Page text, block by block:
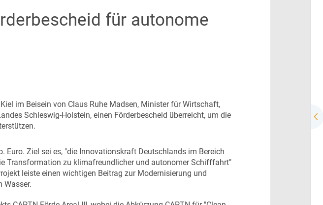
für autonome
im Beisein von Claus Ruhe Madsen, Minister für Wirtschaft,
Schleswig-Holstein, einen Förderbescheid überreicht, um die
Euro. Ziel sei es, "die Innovationskraft Deutschlands im Bereich
Transformation zu klimafreundlicher und autonomer Schifffahrt"
leiste einen wichtigen Beitrag zur Modernisierung und
Wasser.